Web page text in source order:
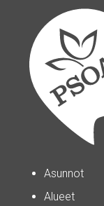
Asunnot
Alueet